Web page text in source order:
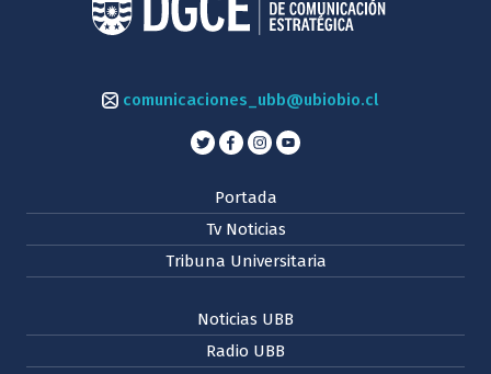
comunicaciones_ubb@ubiobio.cl
Portada
Tv Noticias
Tribuna Universitaria
Noticias UBB
Radio UBB